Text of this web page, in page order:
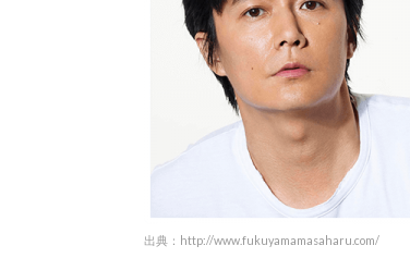
出典：http://www.fukuyamamasaharu.com/